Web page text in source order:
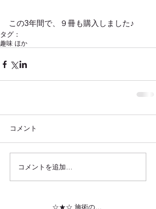
この3年間で、９冊も購入しました♪
タグ：
趣味 ほか
コメント
コメントを追加…